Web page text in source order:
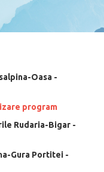
Oasa -
program
Rudaria-Bigar -
Gura Portitei -